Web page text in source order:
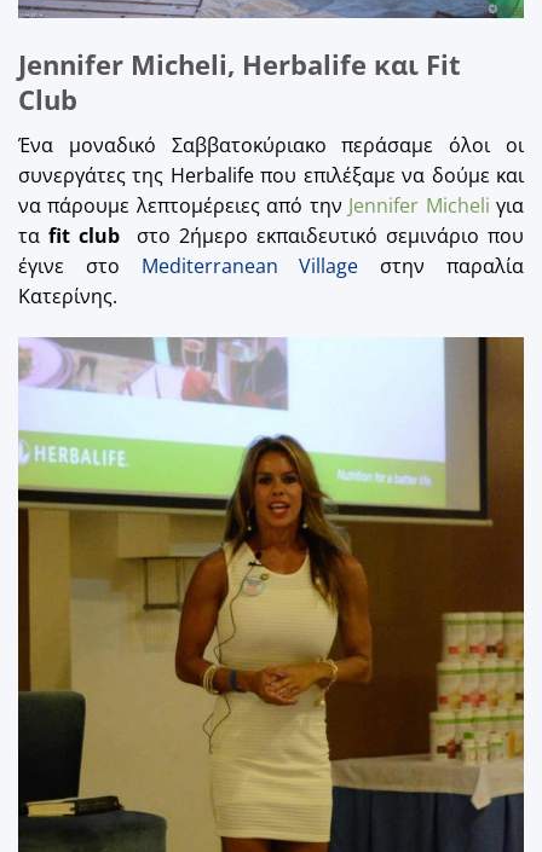
Jennifer Micheli, Herbalife και Fit
Club
Ένα μοναδικό Σαββατοκύριακο περάσαμε όλοι οι
συνεργάτες της Herbalife που επιλέξαμε να δούμε και
να πάρουμε λεπτομέρειες από την Jennifer Micheliγια
τα fit club στο 2ήμερο εκπαιδευτικό σεμινάριο που
έγινε στο Mediterranean Village στην παραλία
Κατερίνης.